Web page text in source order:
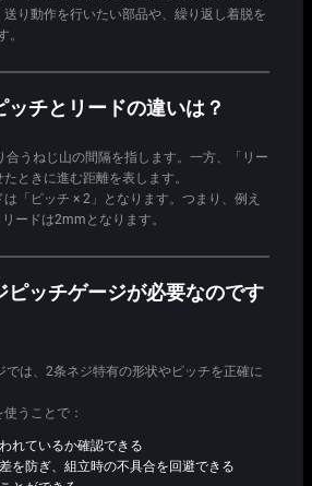
り動作を行いたい部品や、繰り返し着脱を
。
ッチとリードの違いは？
合うねじ山の間隔を指します。一方、「リー
ときに進む距離を表します。
「ピッチ × 2」となります。つまり、例え
ードは2mmとなります。
ピッチゲージが必要なのです
では、2条ネジ特有の形状やピッチを正確に
うことで：
れているか確認できる
を防ぎ、組立時の不具合を回避できる